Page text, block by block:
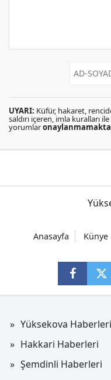
UYARI: Küfür, hakaret,
saldırı içeren, imla kuralları
yorumlar
Anasayfa Künye
Yüksekova Haberleri
Hakkari Haberleri
Şemdinli Haberleri